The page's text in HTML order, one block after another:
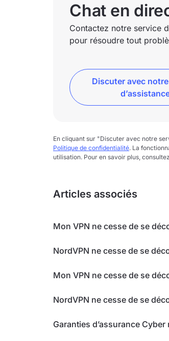
Chat en
Contactez notre service
pour résoudre tout
Discuter avec
En cliquant sur "Discuter avec notre
Politique de confidentialité. La
utilisation. Pour en savoir plus,
Articles associés
Mon VPN ne cesse de se
NordVPN ne cesse de se
Mon VPN ne cesse de se
NordVPN ne cesse de se
Garanties d’assurance